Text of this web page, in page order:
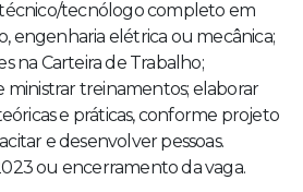
técnico/tecnólogo completo em
engenharia elétrica ou mecânica;
na Carteira de Trabalho;
ministrar treinamentos; elaborar
e práticas, conforme projeto
e desenvolver pessoas.
ou encerramento da vaga.